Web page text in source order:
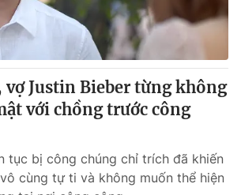
vợ Justin Bieber từng không
với chồng trước công
tục bị công chúng chỉ trích đã khiến
cùng tự ti và không muốn thể hiện